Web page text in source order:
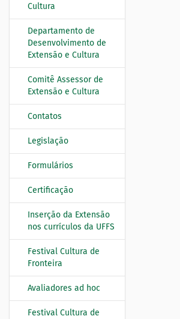
Cultura
Departamento de
Desenvolvimento de
Extensão e Cultura
Comitê Assessor de
Extensão e Cultura
Contatos
Legislação
Formulários
Certificação
Inserção da Extensão
nos currículos da UFFS
Festival Cultura de
Fronteira
Avaliadores ad hoc
Festival Cultura de